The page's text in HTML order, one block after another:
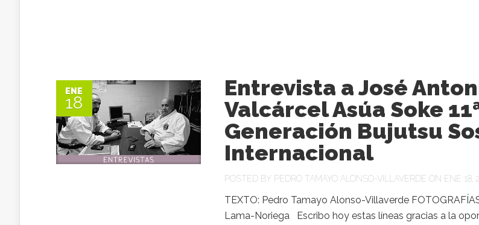
ENE
18
Entrevista a José
Valcárcel Asúa Soke
Generación Bujutsu
Internacional
POSTED BY PEDRO TAMAYO ALONSO-VILLAVERDE ON ENE 18,
TEXTO: Pedro Tamayo Alonso-Villaverde
Lama-Noriega Escribo hoy estas líneas gracias a la